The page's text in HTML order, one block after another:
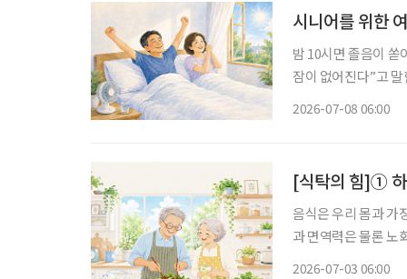
시니어를 위한
밤 10시면 졸음이 쏟
잠이 없어진다”고 말한다. 정말 그럴까. 대한수
2026-07-08 06:00
[식탁의 힘]① 하
음식은 우리 몸과 가
과 면역력은 물론 노
2026-07-03 06:00